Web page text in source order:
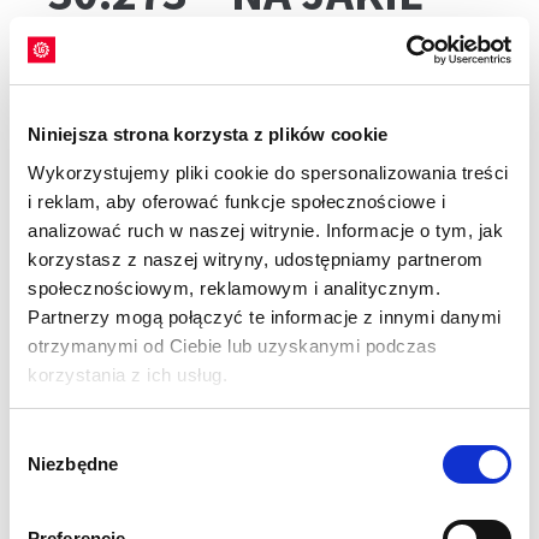
Niniejsza strona korzysta z plików cookie
Wykorzystujemy pliki cookie do spersonalizowania treści
i reklam, aby oferować funkcje społecznościowe i
analizować ruch w naszej witrynie. Informacje o tym, jak
korzystasz z naszej witryny, udostępniamy partnerom
społecznościowym, reklamowym i analitycznym.
Partnerzy mogą połączyć te informacje z innymi danymi
otrzymanymi od Ciebie lub uzyskanymi podczas
korzystania z ich usług.
zgody
Niezbędne
GLEBY?
sprawdzi się niezależnie od stanowiska. Jest
glebowe.
PLONOWANIE
ODMIANY
KUKURYDZY NA
KISZONKĘ I ZIARNO